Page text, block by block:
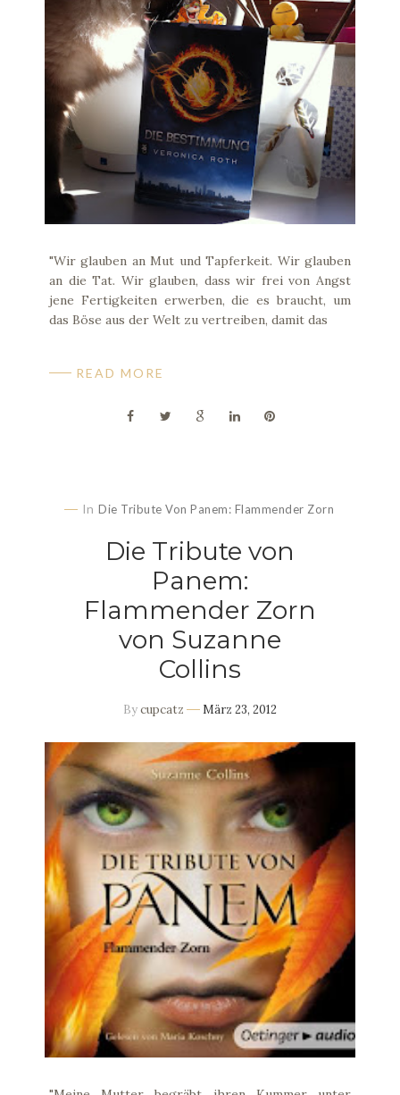
"Wir glauben an Mut und Tapferkeit. Wir glauben
an die Tat. Wir glauben, dass wir frei von Angst
jene Fertigkeiten erwerben, die es braucht, um
das Böse aus der Welt zu vertreiben, damit das
READ MORE
In Die Tribute Von Panem: Flammender Zorn
Die Tribute von
Panem:
Flammender Zorn
von Suzanne
Collins
Bycupcatz März 23, 2012